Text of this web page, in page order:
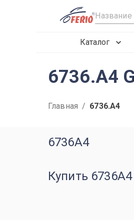
R
Каталог
6736.A4
Главная / 6736.A4
6736A4
Купить 6736A4